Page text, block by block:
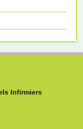
Infirmiers